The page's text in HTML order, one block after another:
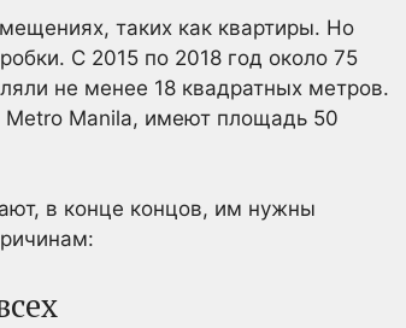
таких как квартиры. Но
С 2015 по 2018 год около 75
не менее 18 квадратных метров.
Metro Manila, имеют площадь 50
в конце концов, им нужны